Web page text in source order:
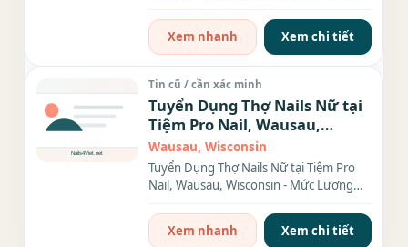
Xem nhanh
Xem chi tiết
Tin cũ / cần xác minh
Tuyển Dụng Thợ Nails Nữ tại
Tiệm Pro Nail, Wausau,
Wisconsin - Mức Lương Cao,
Chế Độ Đãi Ngộ Hấp Dẫn
Wausau, Wisconsin
Tuyển Dụng Thợ Nails Nữ tại Tiệm Pro
Nail, Wausau, Wisconsin - Mức Lương
Xem nhanh
Xem chi tiết